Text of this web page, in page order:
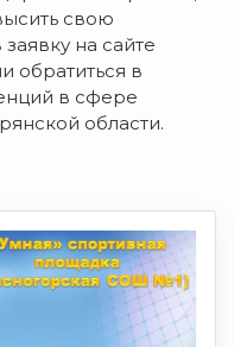
свою
на сайте
обратиться в
в сфере
области.